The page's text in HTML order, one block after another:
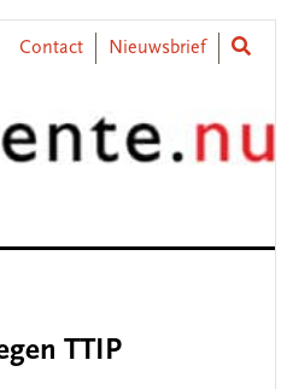
Contact Nieuwsbrief
TTIP